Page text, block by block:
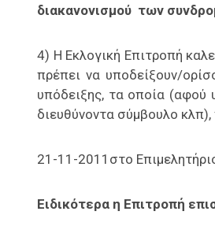
διακανονισμού των
4) Η Εκλογική Επιτροπή
πρέπει να υποδείξουν/
υπόδειξης, τα οποία (αφού
διευθύνοντα σύμβουλο
21-11-2011στο
Ειδικότερα η Επιτροπή